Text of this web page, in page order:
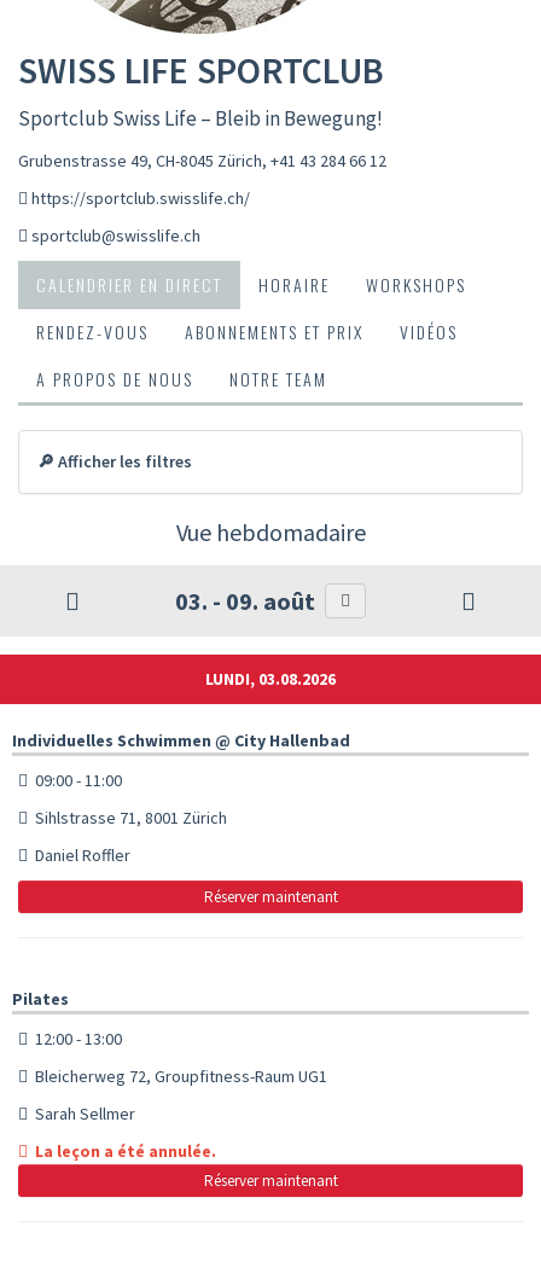
SWISS LIFE SPORTCLUB
Sportclub Swiss Life – Bleib in Bewegung!
Grubenstrasse 49, CH-8045 Zürich, +41 43 284 66 12
https://sportclub.swisslife.ch/
sportclub@swisslife.ch
CALENDRIER EN DIRECT HORAIRE
WORKSHOPS
RENDEZ-VOUS
ABONNEMENTS ET PRIX
VIDÉOS
A PROPOS DE NOUS
NOTRE TEAM
🔎 Afficher les filtres
Vue hebdomadaire
03. - 09. août
LUNDI, 03.08.2026
Individuelles Schwimmen @ City Hallenbad
09:00 - 11:00
Sihlstrasse 71, 8001 Zürich
Daniel Roffler
Réserver maintenant
Pilates
12:00 - 13:00
Bleicherweg 72, Groupfitness-Raum UG1
Sarah Sellmer
La leçon a été annulée.
Réserver maintenant